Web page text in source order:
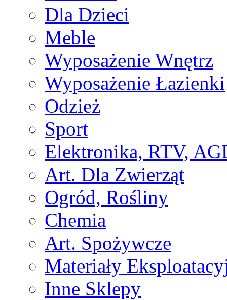
Dla Dzieci
Meble
Wyposażenie Wnętrz
Wyposażenie Łazienki
Odzież
Sport
Elektronika, RTV,
Art. Dla Zwierząt
Ogród, Rośliny
Chemia
Art. Spożywcze
Materiały
Inne Sklepy